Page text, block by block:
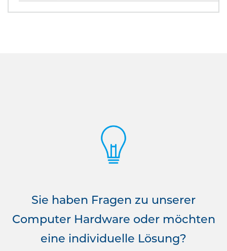
Sie haben Fragen zu unserer
Computer Hardware oder möchten
eine individuelle Lösung?